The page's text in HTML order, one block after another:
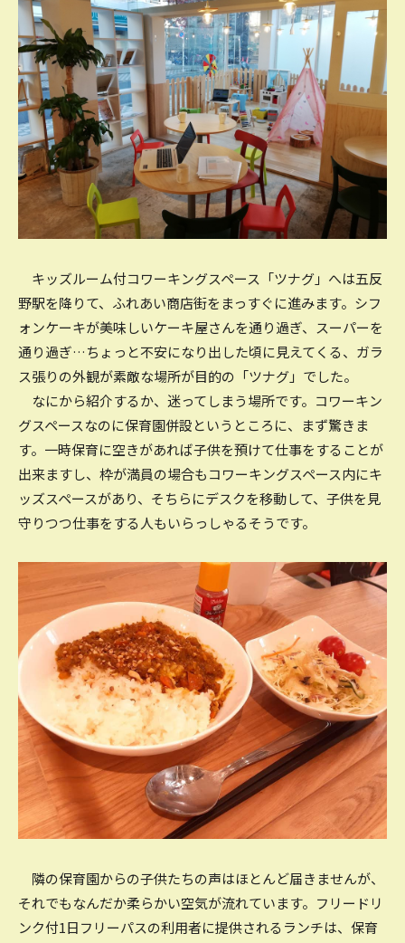
キッズルーム付コワーキングスペース「ツナグ」へは五反
野駅を降りて、ふれあい商店街をまっすぐに進みます。シフ
ォンケーキが美味しいケーキ屋さんを通り過ぎ、スーパーを
通り過ぎ…ちょっと不安になり出した頃に見えてくる、ガラ
ス張りの外観が素敵な場所が目的の「ツナグ」でした。
なにから紹介するか、迷ってしまう場所です。コワーキン
グスペースなのに保育園併設というところに、まず驚きま
す。一時保育に空きがあれば子供を預けて仕事をすることが
出来ますし、枠が満員の場合もコワーキングスペース内にキ
ッズスペースがあり、そちらにデスクを移動して、子供を見
守りつつ仕事をする人もいらっしゃるそうです。
隣の保育園からの子供たちの声はほとんど届きませんが、
それでもなんだか柔らかい空気が流れています。フリードリ
ンク付1日フリーパスの利用者に提供されるランチは、保育